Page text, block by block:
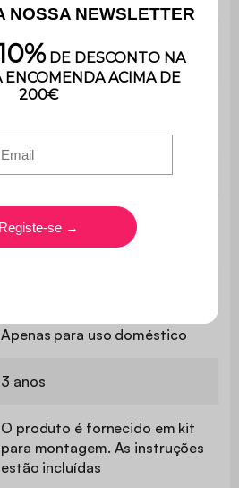
28 cm
15 kg
Não
Apenas para uso doméstico
3 anos
O produto é fornecido em kit
para montagem. As instruções
estão incluídas